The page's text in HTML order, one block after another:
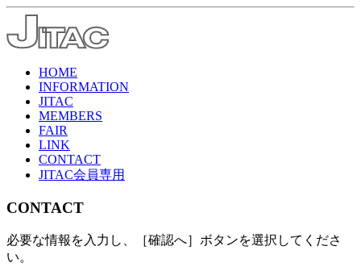
HOME
INFORMATION
JITAC
MEMBERS
FAIR
LINK
CONTACT
JITAC会員専用
CONTACT
必要な情報を入力し、［確認へ］ボタンを選択してくださ
い。